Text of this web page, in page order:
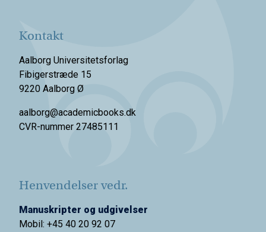
Kontakt
Aalborg Universitetsforlag
Fibigerstræde 15
9220 Aalborg Ø
aalborg@academicbooks.dk
CVR-nummer 27485111
Henvendelser vedr.
Manuskripter og udgivelser
Mobil: +45 40 20 92 07